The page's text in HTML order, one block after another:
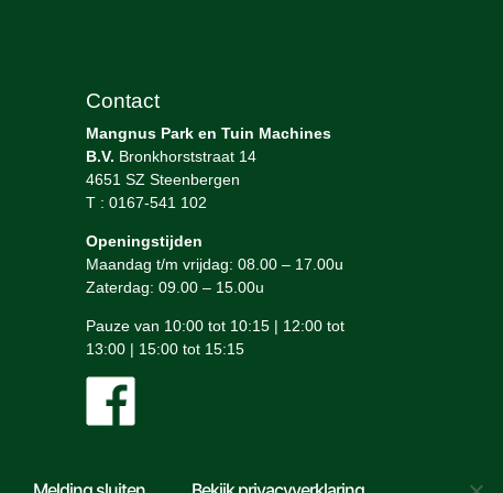
Contact
Mangnus Park en Tuin Machines
B.V. Bronkhorststraat 14
4651 SZ Steenbergen
T : 0167-541 102
Openingstijden
Maandag t/m vrijdag: 08.00 – 17.00u
Zaterdag: 09.00 – 15.00u
Pauze van 10:00 tot 10:15 | 12:00 tot
13:00 | 15:00 tot 15:15